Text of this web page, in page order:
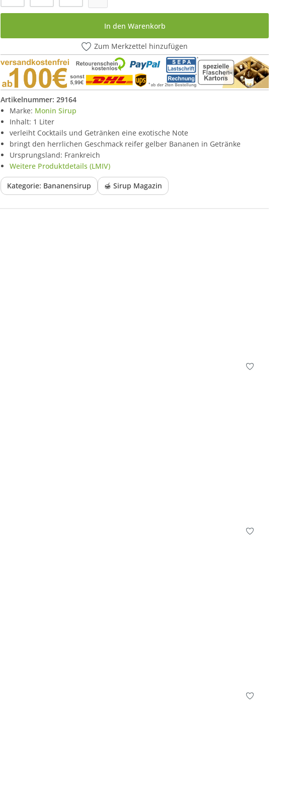
In den Warenkorb
Zum Merkzettel hinzufügen
Artikelnummer: 29164
Marke: Monin Sirup
Inhalt: 1 Liter
verleiht Cocktails und Getränken eine exotische Note
bringt den herrlichen Geschmack reifer gelber Bananen in Getränke
Ursprungsland: Frankreich
Weitere Produktdetails (LMIV)
Kategorie: Bananensirup 🍯 Sirup Magazin